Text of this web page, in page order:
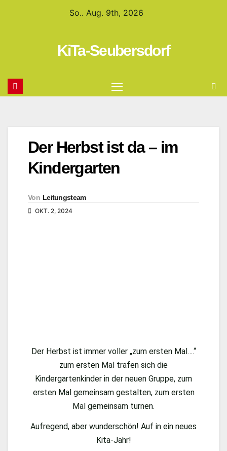
So.. Aug. 9th, 2026
KiTa-Seubersdorf
Der Herbst ist da – im
Kindergarten
Von Leitungsteam
OKT. 2, 2024
Der Herbst ist immer voller „zum ersten Mal….“
zum ersten Mal trafen sich die
Kindergartenkinder in der neuen Gruppe, zum
ersten Mal gemeinsam gestalten, zum ersten
Mal gemeinsam turnen.
Aufregend, aber wunderschön! Auf in ein neues
Kita-Jahr!